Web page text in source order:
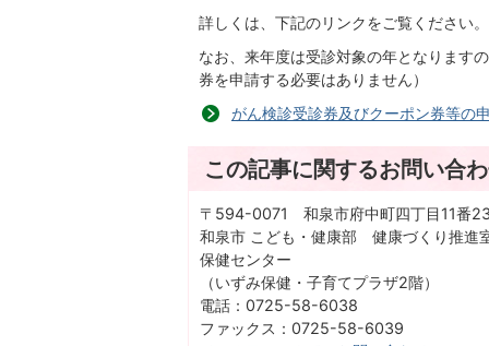
詳しくは、下記のリンクをご覧ください。
なお、来年度は受診対象の年となります
券を申請する必要はありません）
がん検診受診券及びクーポン券等の
この記事に関するお問い合
〒594-0071 和泉市府中町四丁目11番
和泉市 こども・健康部 健康づくり推進
保健センター
（いずみ保健・子育てプラザ2階）
電話：0725-58-6038
ファックス：0725-58-6039